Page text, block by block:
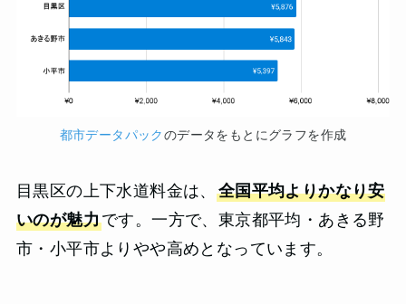
都市データパックのデータをもとにグラフを作成
目黒区の上下水道料金は、 全国平均よりかなり安
いのが魅力です。一方で、東京都平均・あきる野
市・小平市よりやや高めとなっています。